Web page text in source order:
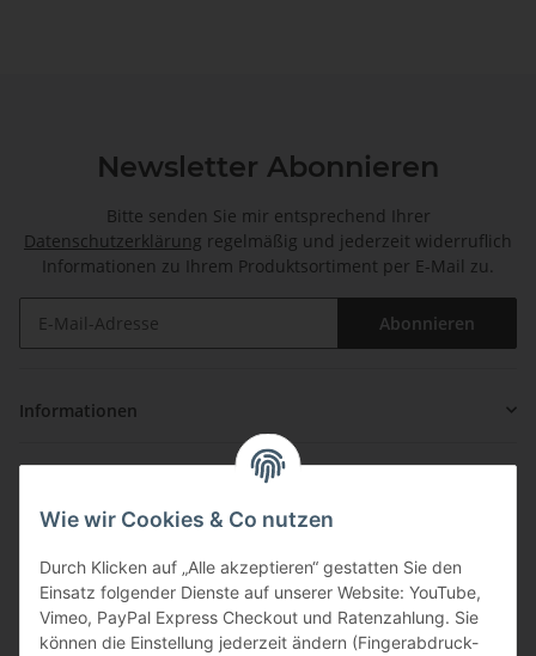
Newsletter Abonnieren
Bitte senden Sie mir entsprechend Ihrer
Datenschutzerklärung regelmäßig und jederzeit widerruflich
Informationen zu Ihrem Produktsortiment per E-Mail zu.
Abonnieren
Informationen
Wie wir Cookies & Co nutzen
Durch Klicken auf „Alle akzeptieren“ gestatten Sie den
Einsatz folgender Dienste auf unserer Website: YouTube,
Vimeo, PayPal Express Checkout und Ratenzahlung. Sie
können die Einstellung jederzeit ändern (Fingerabdruck-